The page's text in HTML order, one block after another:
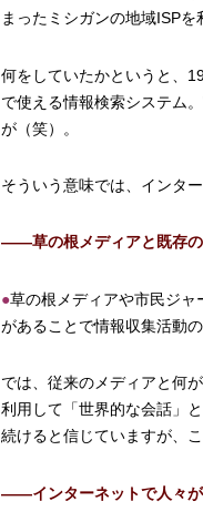
まったミシガンの地域ISPを
何をしていたかというと、
で使える情報検索システム
が（笑）。
そういう意味では、インタ
――草の根メディアと既存の
●草の根メディアや市民ジ
があることで情報収集活動
では、従来のメディアと何
利用して「世界的な会話」
続けると信じていますが、
――インターネットで人々が